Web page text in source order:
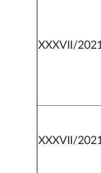
XXXVII/2021
XXXVII/2021